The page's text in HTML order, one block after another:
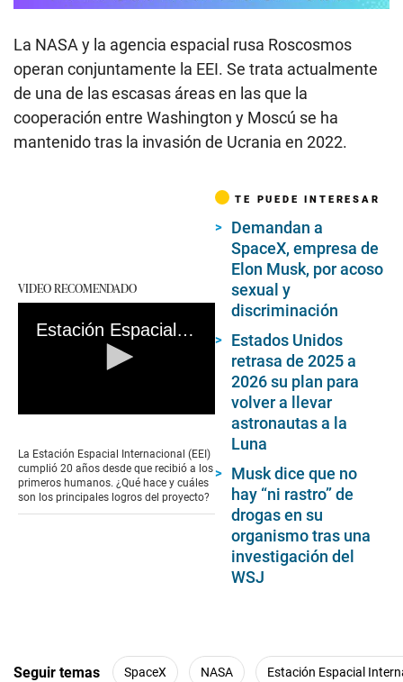
La NASA y la agencia espacial rusa Roscosmos
operan conjuntamente la EEI. Se trata actualmente
de una de las escasas áreas en las que la
cooperación entre Washington y Moscú se ha
mantenido tras la invasión de Ucrania en 2022.
VIDEO RECOMENDADO
Estación Espacial Internacional: Logros del proyecto que cumplió 20 años en el espacio
of
7
minutes,
14
seconds
La Estación Espacial Internacional (EEI)
cumplió 20 años desde que recibió a los
primeros humanos. ¿Qué hace y cuáles
son los principales logros del proyecto?
TE PUEDE INTERESAR
Demandan a
SpaceX, empresa de
Elon Musk, por acoso
sexual y
discriminación
Estados Unidos
retrasa de 2025 a
2026 su plan para
volver a llevar
astronautas a la
Luna
Musk dice que no
hay “ni rastro” de
drogas en su
organismo tras una
investigación del
WSJ
Seguir temas SpaceX NASA Estación Espacial